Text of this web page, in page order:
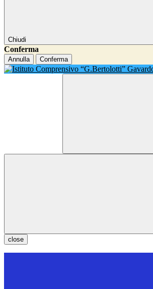
Chiudi
Conferma
Annulla Conferma
close